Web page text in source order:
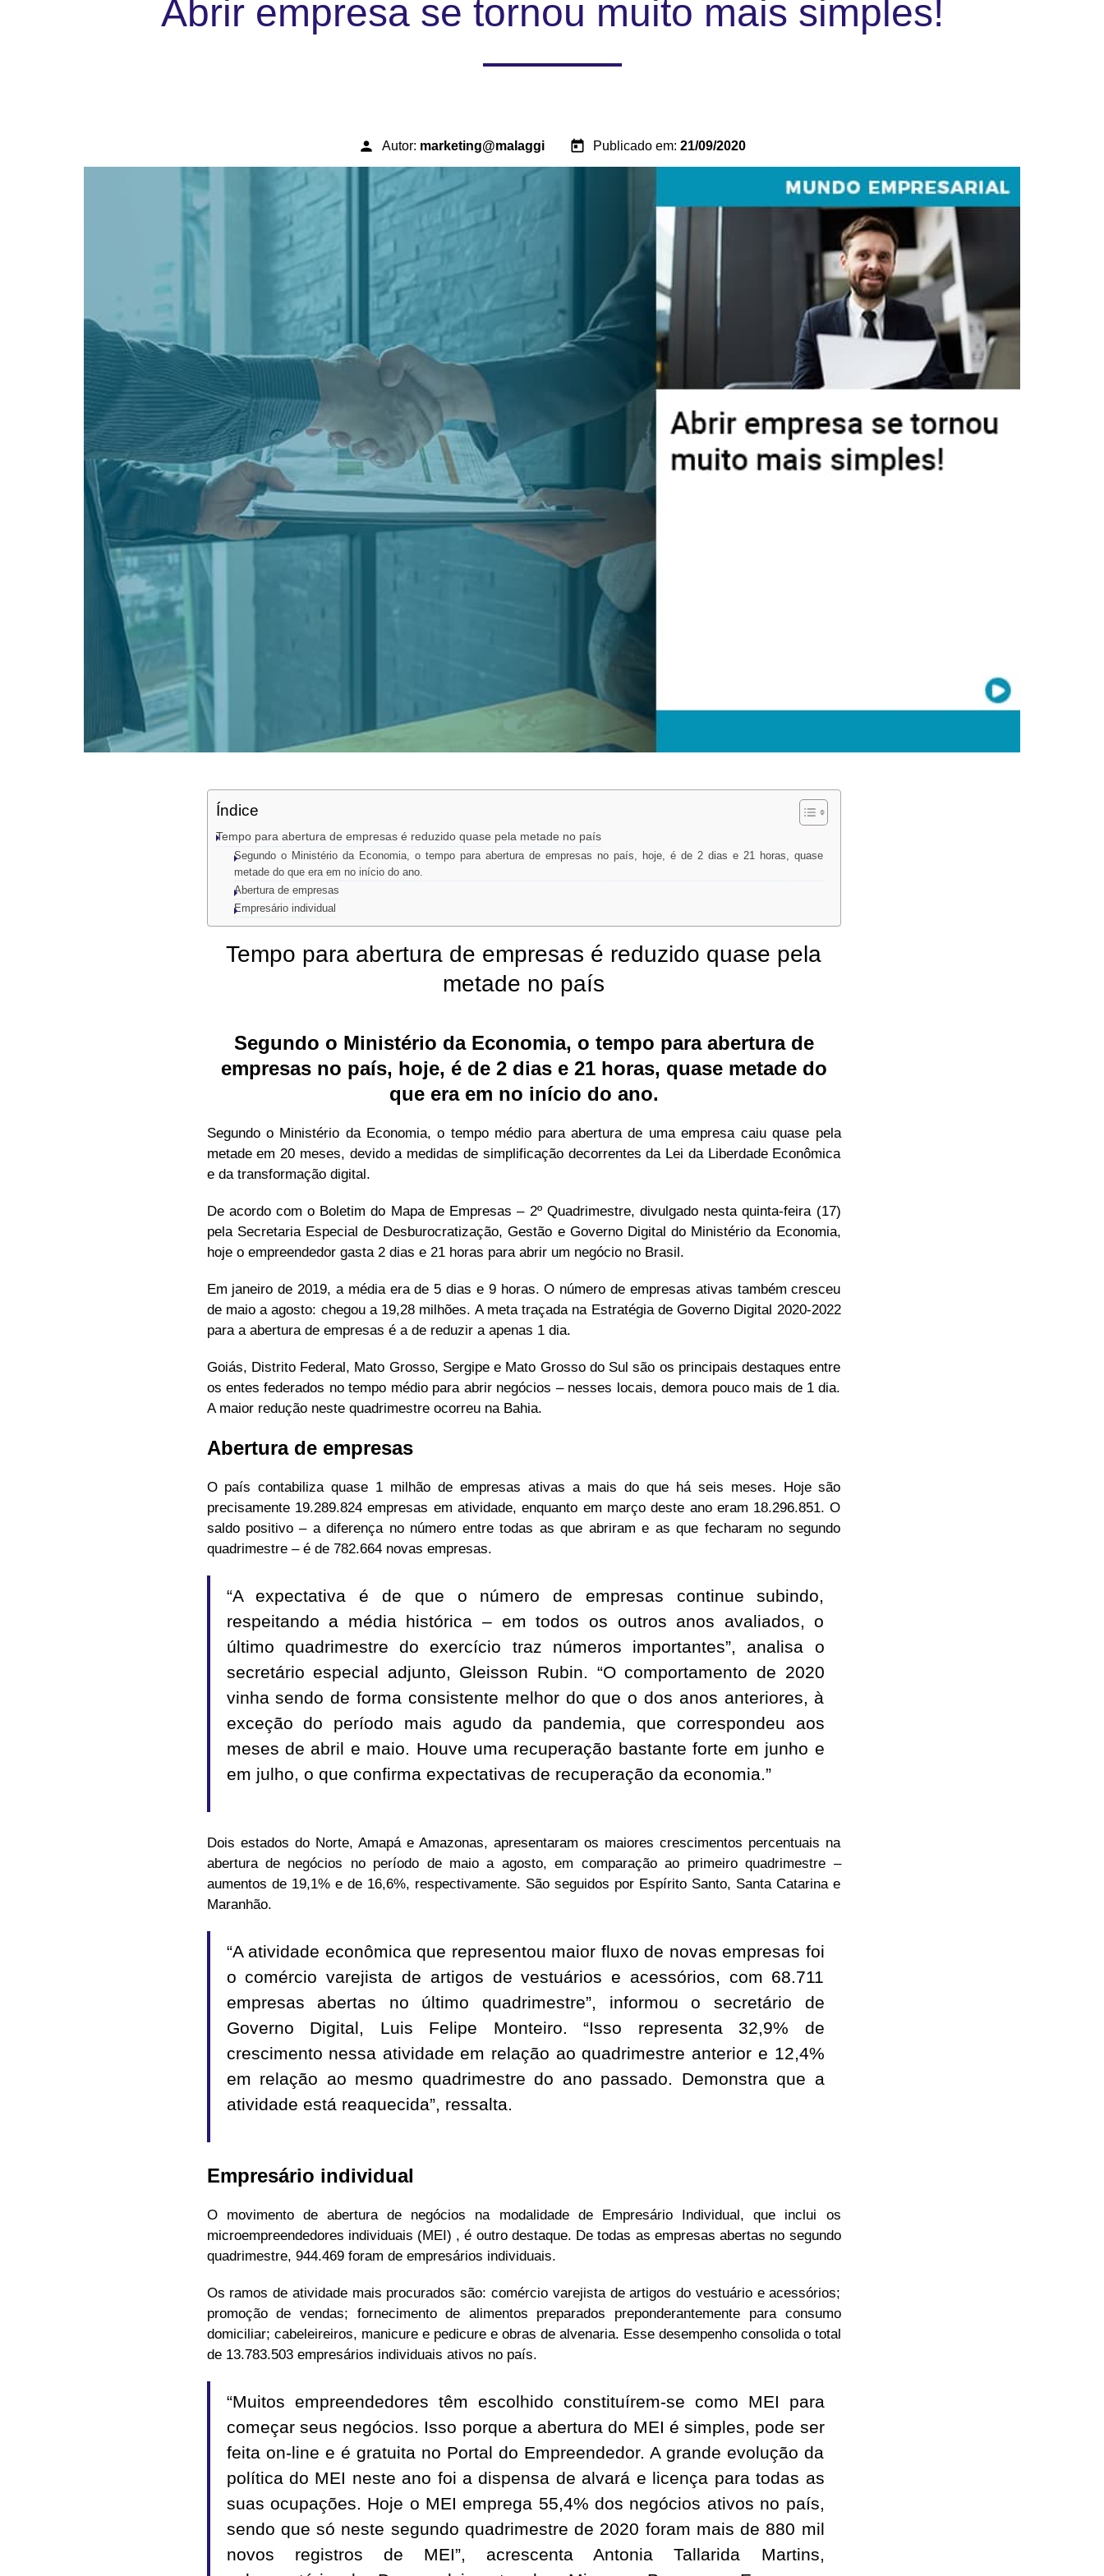
Abrir empresa se tornou muito mais simples!
person Autor: marketing@malaggi today Publicado em: 21/09/2020
Índice
Tempo para abertura de empresas é reduzido quase pela metade no país
Segundo o Ministério da Economia, o tempo para abertura de empresas no país, hoje, é de 2 dias e 21 horas, quase
metade do que era em no início do ano.
Abertura de empresas
Empresário individual
Tempo para abertura de empresas é reduzido quase pela
metade no país
Segundo o Ministério da Economia, o tempo para abertura de
empresas no país, hoje, é de 2 dias e 21 horas, quase metade do
que era em no início do ano.
Segundo o Ministério da Economia, o tempo médio para abertura de uma empresa caiu quase pela
metade em 20 meses, devido a medidas de simplificação decorrentes da Lei da Liberdade Econômica
e da transformação digital.
De acordo com o Boletim do Mapa de Empresas – 2º Quadrimestre, divulgado nesta quinta-feira (17)
pela Secretaria Especial de Desburocratização, Gestão e Governo Digital do Ministério da Economia,
hoje o empreendedor gasta 2 dias e 21 horas para abrir um negócio no Brasil.
Em janeiro de 2019, a média era de 5 dias e 9 horas. O número de empresas ativas também cresceu
de maio a agosto: chegou a 19,28 milhões. A meta traçada na Estratégia de Governo Digital 2020-2022
para a abertura de empresas é a de reduzir a apenas 1 dia.
Goiás, Distrito Federal, Mato Grosso, Sergipe e Mato Grosso do Sul são os principais destaques entre
os entes federados no tempo médio para abrir negócios – nesses locais, demora pouco mais de 1 dia.
A maior redução neste quadrimestre ocorreu na Bahia.
Abertura de empresas
O país contabiliza quase 1 milhão de empresas ativas a mais do que há seis meses. Hoje são
precisamente 19.289.824 empresas em atividade, enquanto em março deste ano eram 18.296.851. O
saldo positivo – a diferença no número entre todas as que abriram e as que fecharam no segundo
quadrimestre – é de 782.664 novas empresas.
“A expectativa é de que o número de empresas continue subindo,
respeitando a média histórica – em todos os outros anos avaliados, o
último quadrimestre do exercício traz números importantes”, analisa o
secretário especial adjunto, Gleisson Rubin. “O comportamento de 2020
vinha sendo de forma consistente melhor do que o dos anos anteriores, à
exceção do período mais agudo da pandemia, que correspondeu aos
meses de abril e maio. Houve uma recuperação bastante forte em junho e
em julho, o que confirma expectativas de recuperação da economia.”
Dois estados do Norte, Amapá e Amazonas, apresentaram os maiores crescimentos percentuais na
abertura de negócios no período de maio a agosto, em comparação ao primeiro quadrimestre –
aumentos de 19,1% e de 16,6%, respectivamente. São seguidos por Espírito Santo, Santa Catarina e
Maranhão.
“A atividade econômica que representou maior fluxo de novas empresas foi
o comércio varejista de artigos de vestuários e acessórios, com 68.711
empresas abertas no último quadrimestre”, informou o secretário de
Governo Digital, Luis Felipe Monteiro. “Isso representa 32,9% de
crescimento nessa atividade em relação ao quadrimestre anterior e 12,4%
em relação ao mesmo quadrimestre do ano passado. Demonstra que a
atividade está reaquecida”, ressalta.
Empresário individual
O movimento de abertura de negócios na modalidade de Empresário Individual, que inclui os
microempreendedores individuais (MEI) , é outro destaque. De todas as empresas abertas no segundo
quadrimestre, 944.469 foram de empresários individuais.
Os ramos de atividade mais procurados são: comércio varejista de artigos do vestuário e acessórios;
promoção de vendas; fornecimento de alimentos preparados preponderantemente para consumo
domiciliar; cabeleireiros, manicure e pedicure e obras de alvenaria. Esse desempenho consolida o total
de 13.783.503 empresários individuais ativos no país.
“Muitos empreendedores têm escolhido constituírem-se como MEI para
começar seus negócios. Isso porque a abertura do MEI é simples, pode ser
feita on-line e é gratuita no Portal do Empreendedor. A grande evolução da
política do MEI neste ano foi a dispensa de alvará e licença para todas as
suas ocupações. Hoje o MEI emprega 55,4% dos negócios ativos no país,
sendo que só neste segundo quadrimestre de 2020 foram mais de 880 mil
novos registros de MEI”, acrescenta Antonia Tallarida Martins,